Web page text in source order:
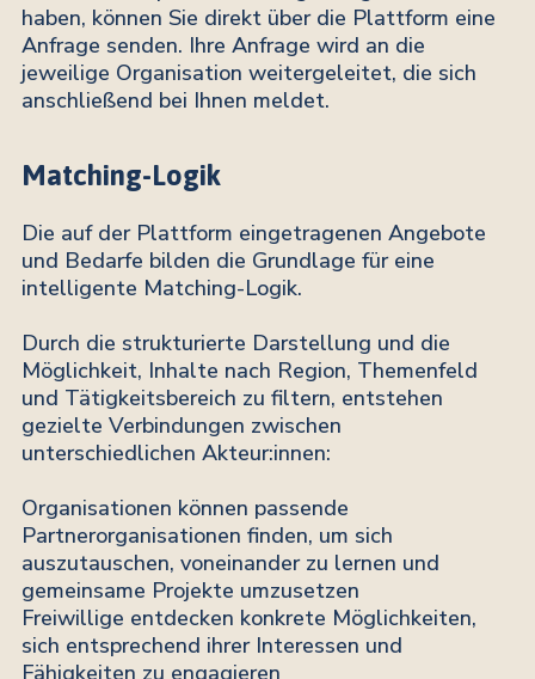
haben, können Sie direkt über die Plattform eine
Anfrage senden. Ihre Anfrage wird an die
jeweilige Organisation weitergeleitet, die sich
anschließend bei Ihnen meldet.
Matching-Logik
Die auf der Plattform eingetragenen Angebote
und Bedarfe bilden die Grundlage für eine
intelligente Matching-Logik.
Durch die strukturierte Darstellung und die
Möglichkeit, Inhalte nach Region, Themenfeld
und Tätigkeitsbereich zu filtern, entstehen
gezielte Verbindungen zwischen
unterschiedlichen Akteur:innen:
Organisationen können passende
Partnerorganisationen finden, um sich
auszutauschen, voneinander zu lernen und
gemeinsame Projekte umzusetzen
Freiwillige entdecken konkrete Möglichkeiten,
sich entsprechend ihrer Interessen und
Fähigkeiten zu engagieren